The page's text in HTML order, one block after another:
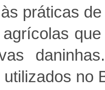
práticas
no